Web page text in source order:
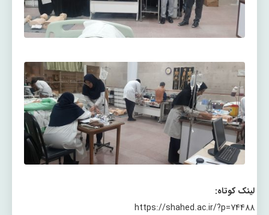
لینک کوتاه:
https://shahed.ac.ir/?p=74488